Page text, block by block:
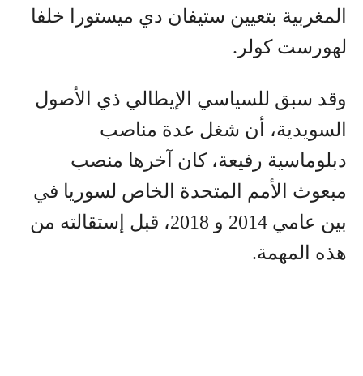
المغربية بتعيين ستيفان دي ميستورا خلفا
لهورست كولر.
وقد سبق للسياسي الإيطالي ذي الأصول
السويدية، أن شغل عدة مناصب
دبلوماسية رفيعة، كان آخرها منصب
مبعوث الأمم المتحدة الخاص لسوريا في
بين عامي 2014 و 2018، قبل إستقالته من
هذه المهمة.